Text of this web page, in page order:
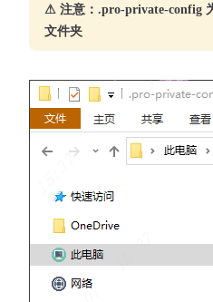
⚠ 注意：.pro-private-config
文件夹